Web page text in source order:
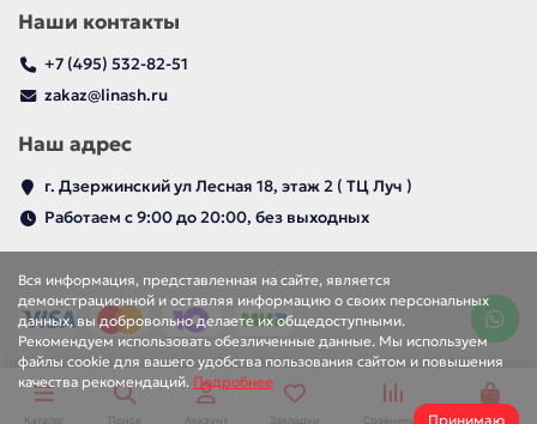
Вся информация, представленная на сайте, является
демонстрационной и оставляя информацию о своих персональных
данных, вы добровольно делаете их общедоступными.
Рекомендуем использовать обезличенные данные. Мы используем
файлы cookie для вашего удобства пользования сайтом и повышения
качества рекомендаций. Подробнее
Принимаю
Наши контакты
+7 (495) 532-82-51
zakaz@linash.ru
Наш адрес
г. Дзержинский ул Лесная 18, этаж 2 ( ТЦ Луч )
Работаем с 9:00 до 20:00, без выходных
Каталог Поиск Аккаунт Закладки Сравнение Корзина